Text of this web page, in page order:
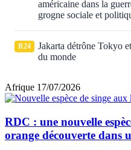
américaine dans la
grogne sociale et
R24
Jakarta détrône Tokyo
du monde
Afrique 17/07/2026
RDC : une nouvelle
orange découverte dans